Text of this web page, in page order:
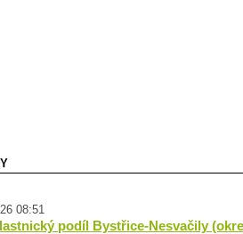
08:51
podíl Bystřice-Nesvačily